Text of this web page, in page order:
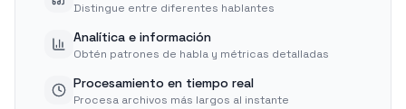
Distingue entre diferentes hablantes
Analítica e información
Obtén patrones de habla y métricas detalladas
Procesamiento en tiempo real
Procesa archivos más largos al instante